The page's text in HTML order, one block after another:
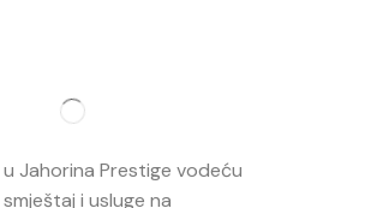
Jahorina Prestige vodeću
i usluge na